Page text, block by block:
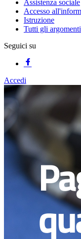
Assistenza sociale
Accesso
Istruzione
Tutti gli
Seguici su
Accedi